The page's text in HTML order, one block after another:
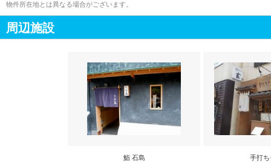
物件所在地とは異なる場合がございます。
周辺施設
鮨 石島 手打ち